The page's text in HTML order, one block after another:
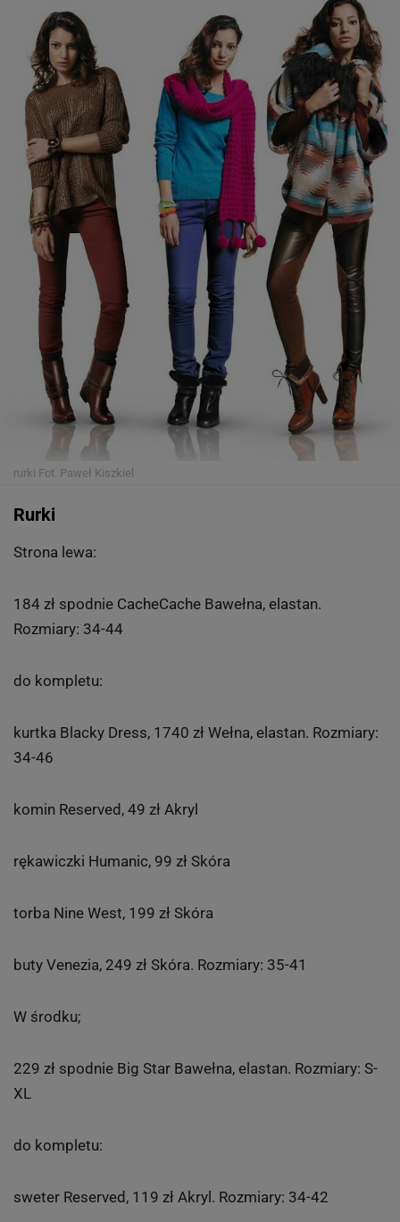
rurki Fot. Paweł Kiszkiel
Rurki
Strona lewa:
184 zł spodnie CacheCache Bawełna, elastan.
Rozmiary: 34-44
do kompletu:
kurtka Blacky Dress, 1740 zł Wełna, elastan. Rozmiary:
34-46
komin Reserved, 49 zł Akryl
rękawiczki Humanic, 99 zł Skóra
torba Nine West, 199 zł Skóra
buty Venezia, 249 zł Skóra. Rozmiary: 35-41
W środku;
229 zł spodnie Big Star Bawełna, elastan. Rozmiary: S-
XL
do kompletu:
sweter Reserved, 119 zł Akryl. Rozmiary: 34-42